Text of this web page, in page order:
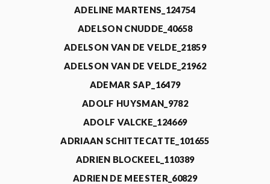
ADELINE MARTENS_124754
ADELSON CNUDDE_40658
ADELSON VAN DE VELDE_21859
ADELSON VAN DE VELDE_21962
ADEMAR SAP_16479
ADOLF HUYSMAN_9782
ADOLF VALCKE_124669
ADRIAAN SCHITTECATTE_101655
ADRIEN BLOCKEEL_110389
ADRIEN DE MEESTER_60829